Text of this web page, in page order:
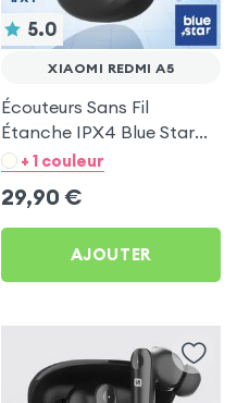
5.0
XIAOMI REDMI A5
Écouteurs Sans Fil
Étanche IPX4 Blue Star
Noir pour Xiaomi Redmi
+ 1 couleur
29,90 €
AJOUTER